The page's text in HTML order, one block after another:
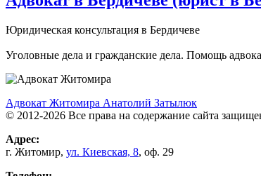
Юридическая консультация в Бердичеве
Уголовные дела и гражданские дела. Помощь
Адвокат Житомира Анатолий Затылюк
© 2012-2026 Все права на содержание сайта
Адрес:
г. Житомир, ул. Киевcкая, 8, оф. 29